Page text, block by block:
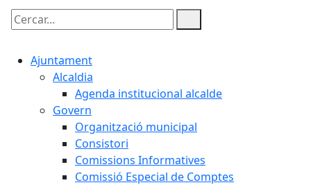
Cercar:
Ajuntament
Alcaldia
Agenda institucional alcalde
Govern
Organització municipal
Consistori
Comissions Informatives
Comissió Especial de Comptes